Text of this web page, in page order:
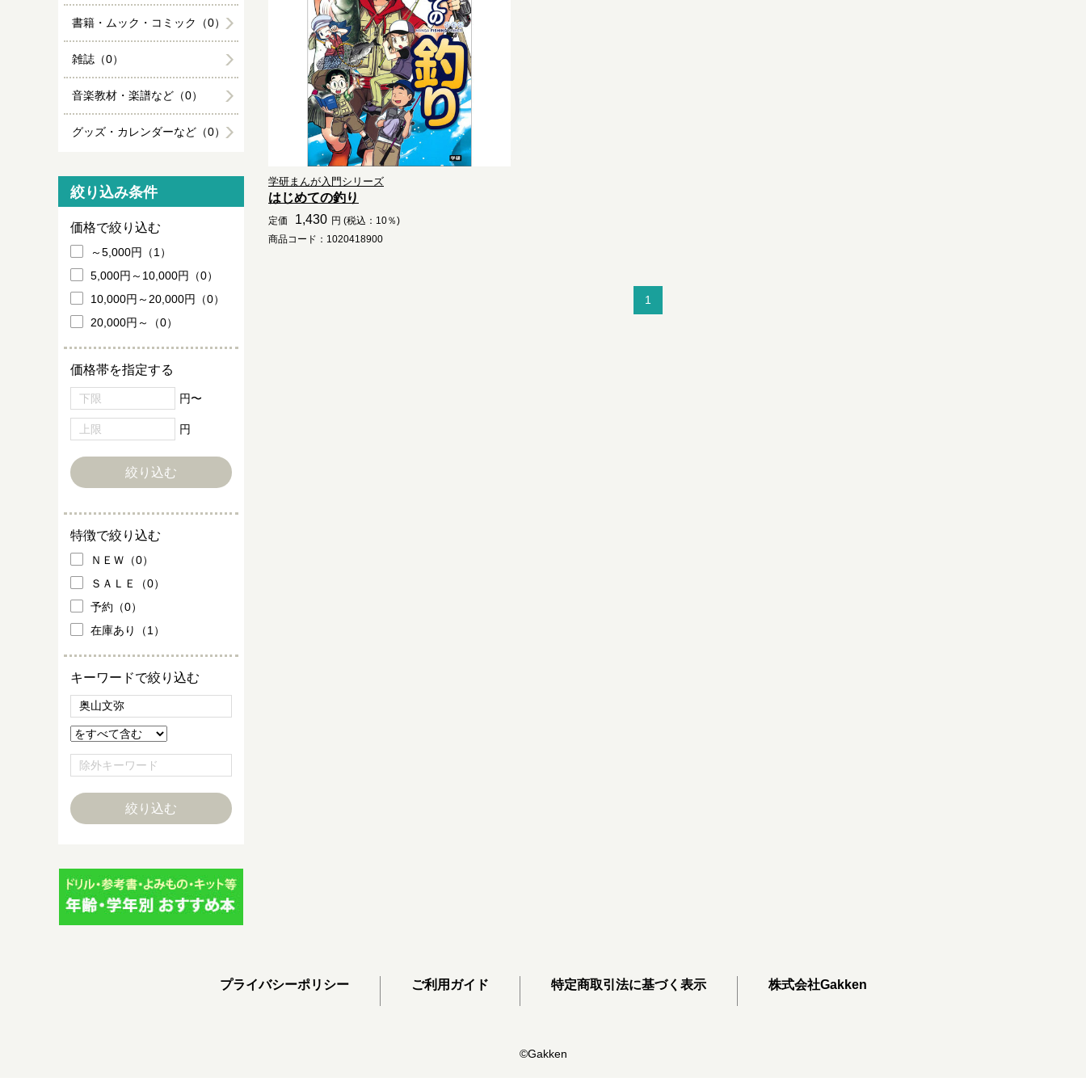
学研まんが入門シリーズ
はじめての釣り
定価 1,430 円 (税込：10％)
商品コード：1020418900
1
書籍・ムック・コミック（0）
雑誌（0）
音楽教材・楽譜など（0）
グッズ・カレンダーなど（0）
絞り込み条件
価格で絞り込む
～5,000円（1）
5,000円～10,000円（0）
10,000円～20,000円（0）
20,000円～（0）
価格帯を指定する
円〜
円
特徴で絞り込む
ＮＥＷ（0）
ＳＡＬＥ（0）
予約（0）
在庫あり（1）
キーワードで絞り込む
プライバシーポリシー ご利用ガイド 特定商取引法に基づく表示 株式会社Gakken
©Gakken